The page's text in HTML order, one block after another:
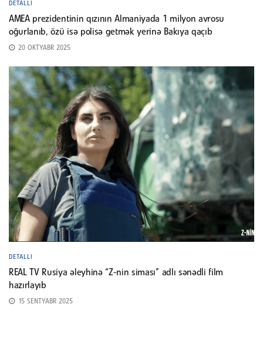
DETALLI
AMEA prezidentinin qızının Almaniyada 1 milyon avrosu
oğurlanıb, özü isə polisə getmək yerinə Bakıya qaçıb
20 OKTYABR 2025
DETALLI
REAL TV Rusiya əleyhinə “Z-nin siması” adlı sənədli film
hazırlayıb
15 SENTYABR 2025